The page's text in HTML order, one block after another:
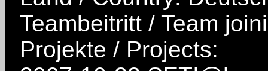
Teambeitritt / Team
Projekte / Projects: